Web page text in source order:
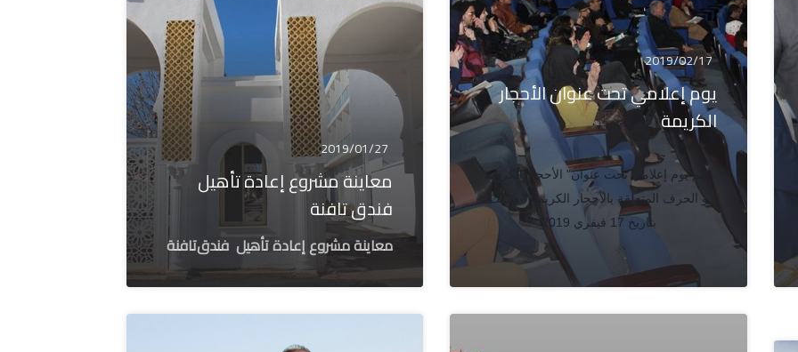
2019/02/17
يوم إعلامي تحت عنوان الأحجار
الكريمة
نظم يوم إعلامي تحت عنوان" الأحجار الكريمة
و الحرف المتعلقة بالأحجار الكريمة " و ذلك
بتاريخ 17 فيفري 2019
2019/01/27
معاينة مشروع إعادة تأهيل
فندق تافنة
معاينة مشروع إعادة تأهيل فندقتافنة